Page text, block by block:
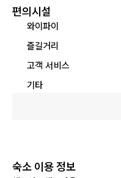
편의시설
와이파이
즐길거리
고객 서비스
기타
숙소 이용 정보